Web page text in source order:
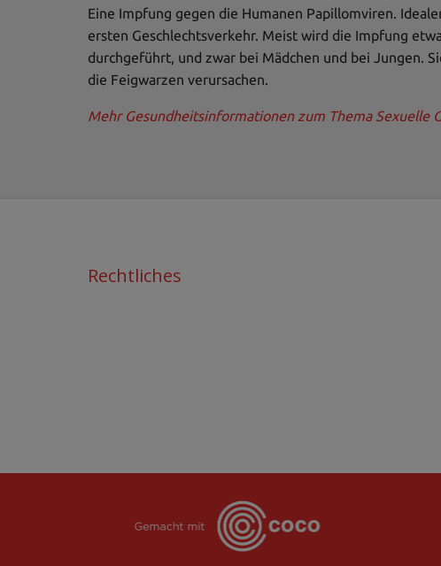
Eine Impfung gegen die Humanen Papillomviren.
ersten Geschlechtsverkehr. Meist wird die Impfung
durchgeführt, und zwar bei Mädchen und bei Jungen.
die Feigwarzen verursachen.
Mehr Gesundheitsinformationen zum Thema Sexuelle
Rechtliches